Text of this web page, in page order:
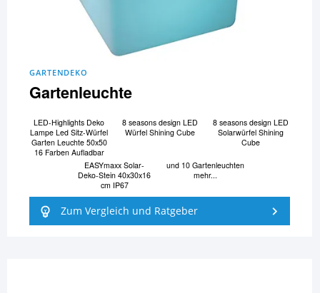
GARTENDEKO
Gartenleuchte
LED-Highlights Deko
Lampe Led Sitz-Würfel
Garten Leuchte 50x50
16 Farben Aufladbar
8 seasons design LED
Würfel Shining Cube
8 seasons design LED
Solarwürfel Shining
Cube
EASYmaxx Solar-
Deko-Stein 40x30x16
cm IP67
und 10 Gartenleuchten
mehr...
Zum Vergleich und Ratgeber